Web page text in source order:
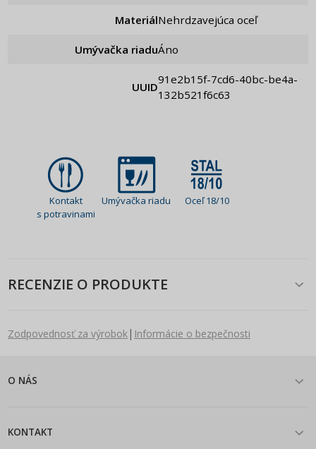
Materiál Nehrdzavejúca oceľ
Umývačka riadu Áno
UUID
91e2b15f-7cd6-40bc-be4a-
132b521f6c63
Kontakt
s potravinami
Umývačka riadu Oceľ 18/10
RECENZIE O PRODUKTE
Zodpovednosť za výrobok| Informácie o bezpečnosti
O NÁS
KONTAKT